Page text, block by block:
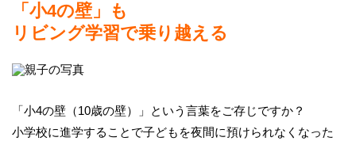
「小4の壁」も
リビング学習で乗り越える
「小4の壁（10歳の壁）」という言葉をご存じですか？
小学校に進学することで子どもを夜間に預けられなくなった